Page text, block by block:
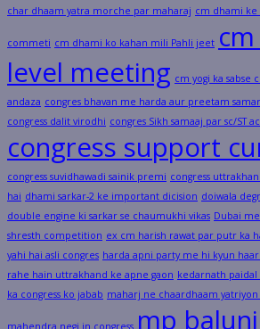
char dhaam yatra morche par maharaj cm dhami ke
commeti cm dhami ko kahan mili Pahli jeet
level meeting cm yogi ka sabse
andaza congres bhavan me harda aur preetam
congress dalit virodhi congres Sikh samaaj par sc/ST
congress support
congress suvidhawadi sainik premi congress
hai dhami sarkar-2 ke important dicision doiwala
double engine ki sarkar se chaumukhi vikas Dubai
shresth competition ex cm harish rawat par putr ka
yahi hai asli congres harda apni party me hi kyun haar
rahe hain uttrakhand ke apne gaon kedarnath paidal
ka congress ko jabab maharj ne chaardhaam yatriyon
mahendra negi in congress mp